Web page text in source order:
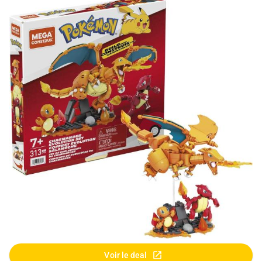
Voir le deal